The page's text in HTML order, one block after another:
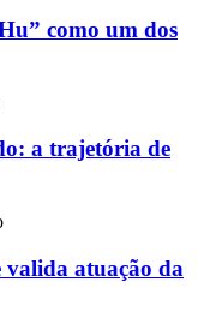
como um dos
a trajetória de
atuação da